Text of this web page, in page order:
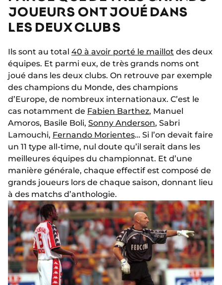
JOUEURS ONT JOUÉ DANS
LES DEUX CLUBS
Ils sont au total 40 à avoir porté le maillot des deux
équipes. Et parmi eux, de très grands noms ont
joué dans les deux clubs. On retrouve par exemple
des champions du Monde, des champions
d’Europe, de nombreux internationaux. C’est le
cas notamment de Fabien Barthez, Manuel
Amoros, Basile Boli, Sonny Anderson, Sabri
Lamouchi, Fernando Morientes… Si l’on devait faire
un 11 type all-time, nul doute qu’il serait dans les
meilleures équipes du championnat. Et d’une
manière générale, chaque effectif est composé de
grands joueurs lors de chaque saison, donnant lieu
à des matchs d’anthologie.